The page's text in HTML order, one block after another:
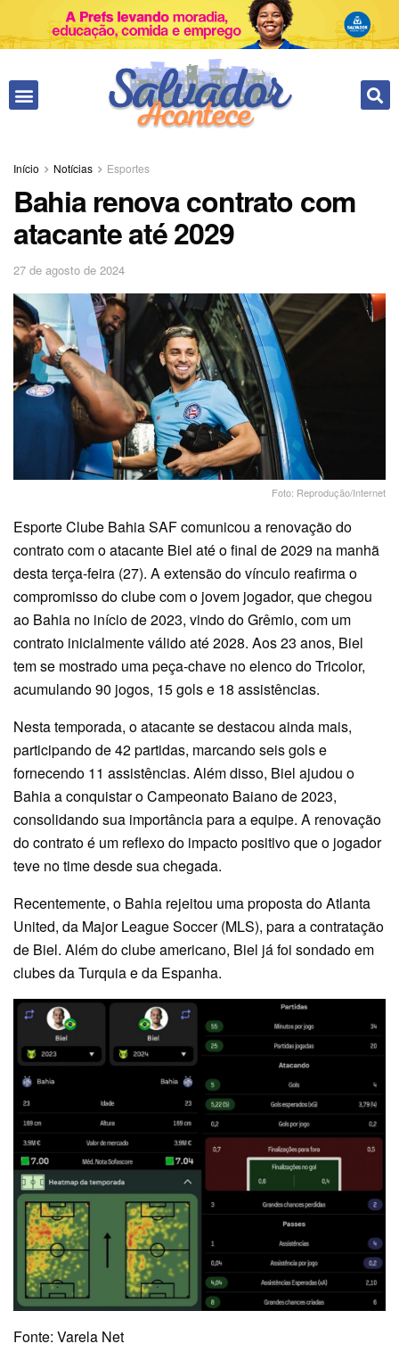
Início Notícias Esportes
Bahia renova contrato com
atacante até 2029
27 de agosto de 2024
Foto: Reprodução/Internet
Esporte Clube Bahia SAF comunicou a renovação do
contrato com o atacante Biel até o final de 2029 na manhã
desta terça-feira (27). A extensão do vínculo reafirma o
compromisso do clube com o jovem jogador, que chegou
ao Bahia no início de 2023, vindo do Grêmio, com um
contrato inicialmente válido até 2028. Aos 23 anos, Biel
tem se mostrado uma peça-chave no elenco do Tricolor,
acumulando 90 jogos, 15 gols e 18 assistências.
Nesta temporada, o atacante se destacou ainda mais,
participando de 42 partidas, marcando seis gols e
fornecendo 11 assistências. Além disso, Biel ajudou o
Bahia a conquistar o Campeonato Baiano de 2023,
consolidando sua importância para a equipe. A renovação
do contrato é um reflexo do impacto positivo que o jogador
teve no time desde sua chegada.
Recentemente, o Bahia rejeitou uma proposta do Atlanta
United, da Major League Soccer (MLS), para a contratação
de Biel. Além do clube americano, Biel já foi sondado em
clubes da Turquia e da Espanha.
Fonte: Varela Net